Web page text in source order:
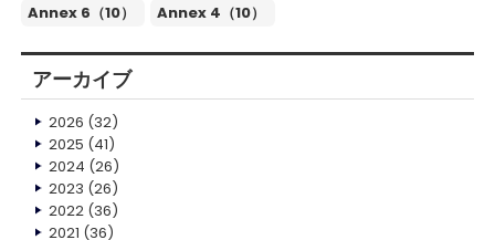
Annex 6（10）
Annex 4（10）
アーカイブ
2026 (32)
2025 (41)
2024 (26)
2023 (26)
2022(36)
2021 (36)